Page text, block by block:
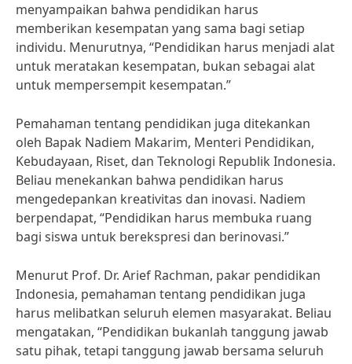
menyampaikan bahwa pendidikan harus
memberikan kesempatan yang sama bagi setiap
individu. Menurutnya, “Pendidikan harus menjadi alat
untuk meratakan kesempatan, bukan sebagai alat
untuk mempersempit kesempatan.”
Pemahaman tentang pendidikan juga ditekankan
oleh Bapak Nadiem Makarim, Menteri Pendidikan,
Kebudayaan, Riset, dan Teknologi Republik Indonesia.
Beliau menekankan bahwa pendidikan harus
mengedepankan kreativitas dan inovasi. Nadiem
berpendapat, “Pendidikan harus membuka ruang
bagi siswa untuk berekspresi dan berinovasi.”
Menurut Prof. Dr. Arief Rachman, pakar pendidikan
Indonesia, pemahaman tentang pendidikan juga
harus melibatkan seluruh elemen masyarakat. Beliau
mengatakan, “Pendidikan bukanlah tanggung jawab
satu pihak, tetapi tanggung jawab bersama seluruh